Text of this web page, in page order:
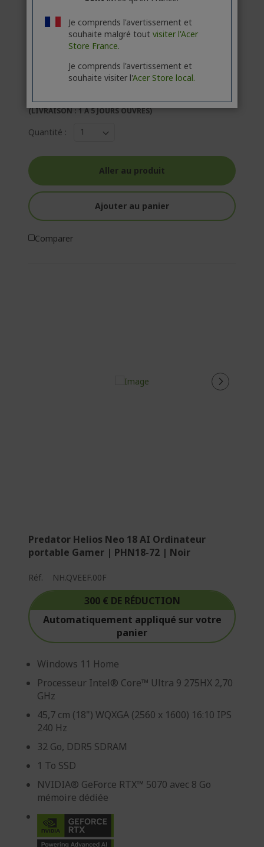
CONTACTEZ-NOUS | CRÉEZ UN COMPTE
PROFESSIONNEL
2 299,00 €
(LIVRAISON : 1 À 5 JOURS OUVRÉS)
Quantité :
Aller au produit
Ajouter au panier
Comparer
Predator Helios Neo 18 AI Ordinateur
portable Gamer | PHN18-72 | Noir
Réf. NH.QVEEF.00F
300 € DE RÉDUCTION
Automatiquement appliqué sur votre
panier
Windows 11 Home
Processeur Intel® Core™ Ultra 9 275HX 2,70
GHz
45,7 cm (18") WQXGA (2560 x 1600) 16:10 IPS
240 Hz
32 Go, DDR5 SDRAM
1 To SSD
NVIDIA® GeForce RTX™ 5070 avec 8 Go
mémoire dédiée
Je comprends l'avertissement et
souhaite malgré tout visiter l'Acer
Store France.
Je comprends l'avertissement et
souhaite visiter l'Acer Store local.